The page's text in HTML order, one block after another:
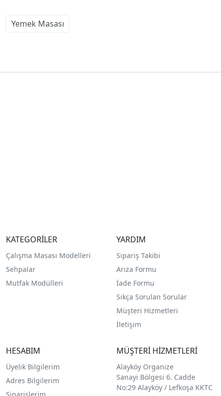
Yemek Masası
KATEGORİLER
Çalışma Masası Modelleri
Sehpalar
Mutfak Modülleri
YARDIM
Sipariş Takibi
Arıza Formu
İade Formu
Sıkça Sorulan Sorular
Müşteri Hizmetleri
İletişim
HESABIM
Üyelik Bilgilerim
Adres Bilgilerim
MÜŞTERİ HİZMETLERİ
Alayköy Organize
Sanayi Bölgesi 6. Cadde
No:29 Alayköy / Lefkoşa KKTC